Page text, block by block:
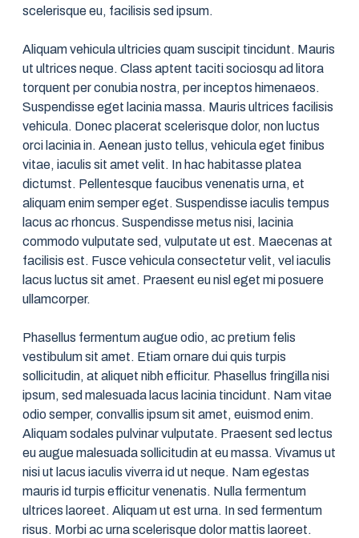
scelerisque eu, facilisis sed ipsum.
Aliquam vehicula ultricies quam suscipit tincidunt. Mauris
ut ultrices neque. Class aptent taciti sociosqu ad litora
torquent per conubia nostra, per inceptos himenaeos.
Suspendisse eget lacinia massa. Mauris ultrices facilisis
vehicula. Donec placerat scelerisque dolor, non luctus
orci lacinia in. Aenean justo tellus, vehicula eget finibus
vitae, iaculis sit amet velit. In hac habitasse platea
dictumst. Pellentesque faucibus venenatis urna, et
aliquam enim semper eget. Suspendisse iaculis tempus
lacus ac rhoncus. Suspendisse metus nisi, lacinia
commodo vulputate sed, vulputate ut est. Maecenas at
facilisis est. Fusce vehicula consectetur velit, vel iaculis
lacus luctus sit amet. Praesent eu nisl eget mi posuere
ullamcorper.
Phasellus fermentum augue odio, ac pretium felis
vestibulum sit amet. Etiam ornare dui quis turpis
sollicitudin, at aliquet nibh efficitur. Phasellus fringilla nisi
ipsum, sed malesuada lacus lacinia tincidunt. Nam vitae
odio semper, convallis ipsum sit amet, euismod enim.
Aliquam sodales pulvinar vulputate. Praesent sed lectus
eu augue malesuada sollicitudin at eu massa. Vivamus ut
nisi ut lacus iaculis viverra id ut neque. Nam egestas
mauris id turpis efficitur venenatis. Nulla fermentum
ultrices laoreet. Aliquam ut est urna. In sed fermentum
risus. Morbi ac urna scelerisque dolor mattis laoreet.